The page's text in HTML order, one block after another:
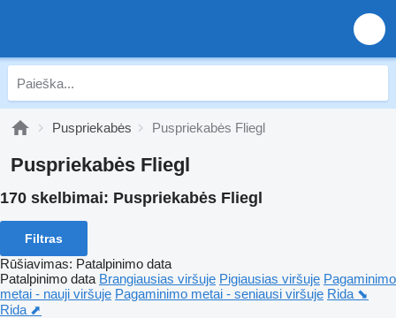
Puspriekabės Puspriekabės Fliegl
Puspriekabės Fliegl
170 skelbimai: Puspriekabės Fliegl
Filtras
Rūšiavimas: Patalpinimo data
Patalpinimo data Brangiausias viršuje Pigiausias viršuje Pagaminimo
metai - nauji viršuje Pagaminimo metai - seniausi viršuje Rida ⬊
Rida ⬈